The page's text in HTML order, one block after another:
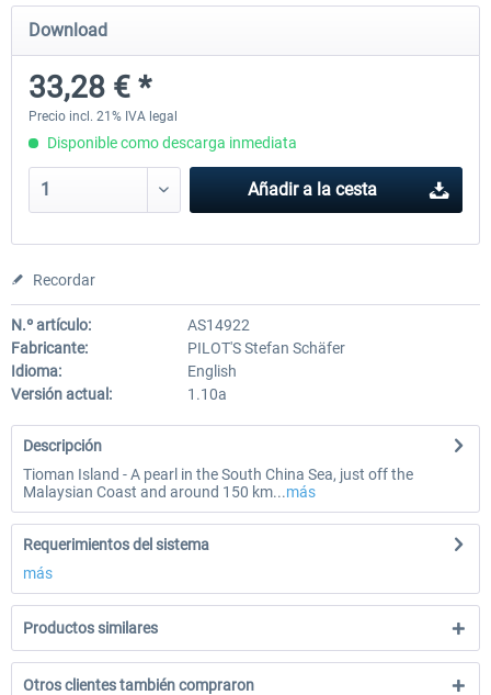
PILOT'S - FS Global Ultimate 2024
84,69 € *
Moscow City X
Download
33,28 € *
Precio incl. 21% IVA legal
Disponible como descarga inmediata
Añadir a la cesta
Recordar
N.º artículo:
AS14922
Fabricante:
PILOT'S Stefan Schäfer
Idioma:
English
Versión actual:
1.10a
Descripción
Tioman Island - A pearl in the South China Sea, just off the
Malaysian Coast and around 150 km...más
Requerimientos del sistema
más
Productos similares
Otros clientes también compraron